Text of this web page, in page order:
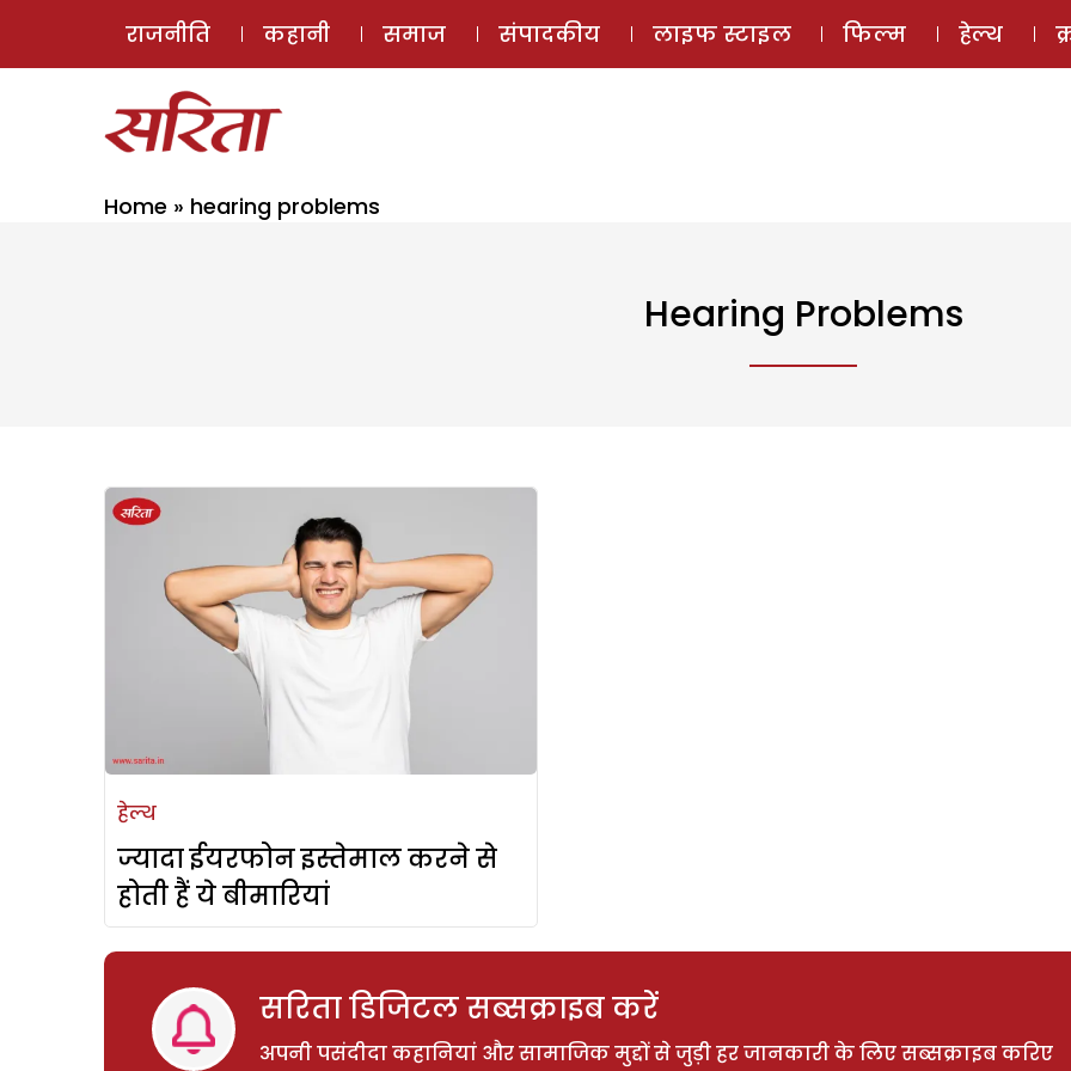
ई-मैगज़ीन
राजनीति कहानी समाज संपादकीय लाइफ स्टाइल फिल्म हेल्थ
Home » hearing problems
Hearing Problems
हेल्थ
ज्यादा ईयरफोन इस्तेमाल करने से
होती हैं ये बीमारियां
सरिता डिजिटल सब्सक्राइब करें
अपनी पसंदीदा कहानियां और सामाजिक मुद्दों से जुड़ी हर जानकारी के लिए सब्सक्राइब करिए